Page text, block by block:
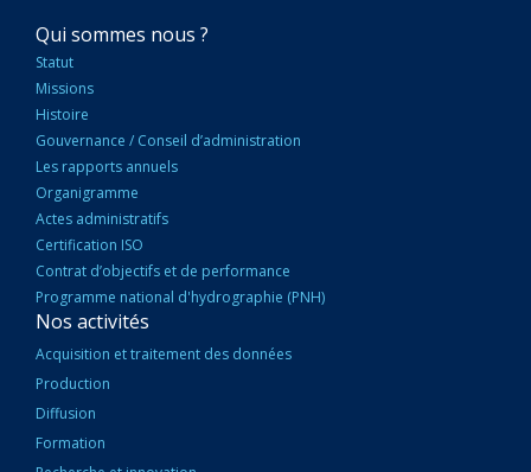
NAVIGATION
PRINCIPALE
Qui sommes nous ?
Statut
Missions
Histoire
Gouvernance / Conseil d’administration
Les rapports annuels
Organigramme
Actes administratifs
Certification ISO
Contrat d’objectifs et de performance
Programme national d'hydrographie (PNH)
Nos activités
Acquisition et traitement des données
Production
Diffusion
Formation